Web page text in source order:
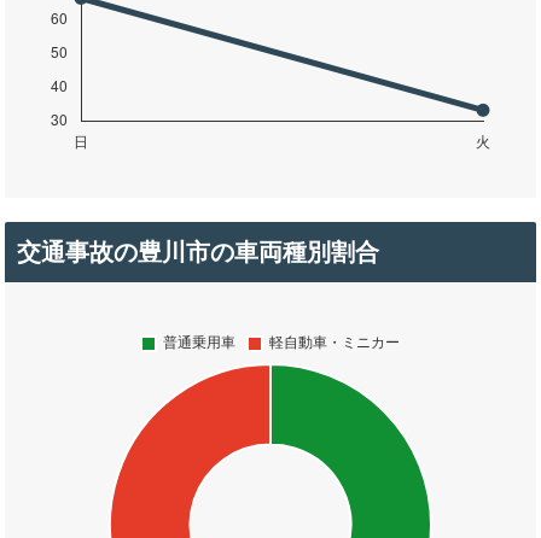
交通事故の豊川市の車両種別割合